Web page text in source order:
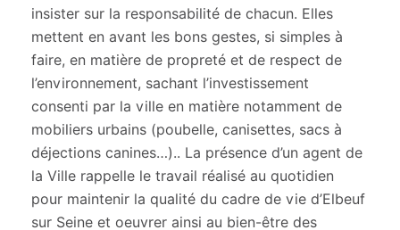
insister sur la responsabilité de chacun. Elles
mettent en avant les bons gestes, si simples à
faire, en matière de propreté et de respect de
l’environnement, sachant l’investissement
consenti par la ville en matière notamment de
mobiliers urbains (poubelle, canisettes, sacs à
déjections canines…).. La présence d’un agent de
la Ville rappelle le travail réalisé au quotidien
pour maintenir la qualité du cadre de vie d’Elbeuf
sur Seine et oeuvrer ainsi au bien-être des